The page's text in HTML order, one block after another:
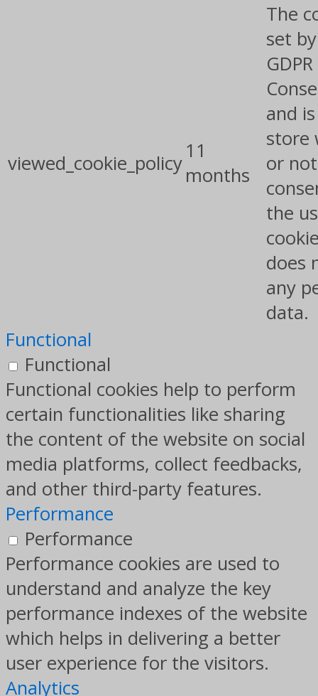
viewed_cookie_policy
11
months
The
set
and
store
or
the
does
any
data.
Functional
Functional
Functional cookies help to perform
certain functionalities like sharing
the content of the website on social
media platforms, collect feedbacks,
and other third-party features.
Performance
Performance
Performance cookies are used to
understand and analyze the key
performance indexes of the website
which helps in delivering a better
user experience for the visitors.
Analytics